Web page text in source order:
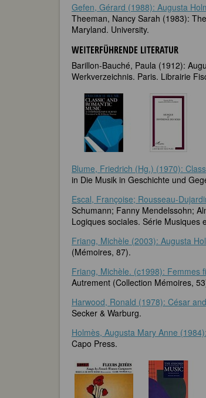
Gefen, Gérard (1988): Augusta
Theeman, Nancy Sarah (1983):
Maryland. University.
WEITERFÜHRENDE LITERATUR
Barillon-Bauché, Paula (1912):
Werkverzeichnis. Paris. Librairie
Blume, Friedrich (Hg.) (1970):
in Die Musik in Geschichte und
Escal, Françoise; Rousseau-
Schumann; Fanny Mendelssohn;
Logiques sociales. Série Musiques
Friang, Michèle (2003): Augusta
(Mémoires, 87).
Friang, Michèle. (c1998): Femmes
Autrement (Collection Mémoires,
Harwood, Ronald (1978): César
Secker & Warburg.
Holmès, Augusta Mary Anne
Capo Press.